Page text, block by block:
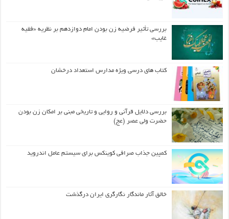
بررسی تأثیر فرضیه زن بودن امام دوازدهم بر نظریه «فقیه
غایب»
کتاب های درسی ویژه مدارس استعداد درخشان
بررسی دلایل قرآنی و روایی و تاریخی مبنی بر امکان زن بودن
حضرت ولی عصر (عج)
کمپین جذاب صرافی کوینکس برای سیستم عامل اندروید
خالق آثار ماندگار نگارگری ایران درگذشت